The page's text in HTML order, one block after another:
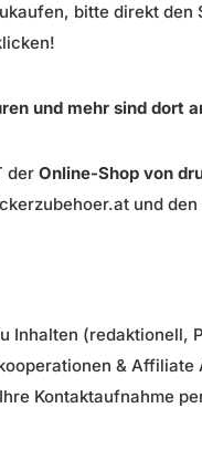
bitte direkt den
und mehr sind dort
der Online-Shop von
und
Inhalten (redaktionell,
&
Kontaktaufnahme